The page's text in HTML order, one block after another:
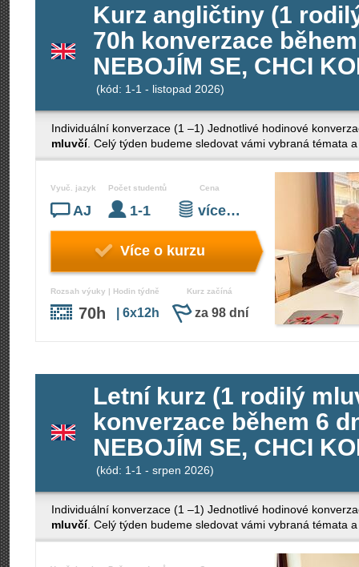
Kurz angličtiny (1
70h konverzace
NEBOJÍM SE, CHCI
(kód: 1-1 - listopad 2026)
Individuální konverzace (1 –1) Jednotlivé hodinové
mluvčí. Celý týden budeme sledovat vámi vybraná témata
Vyuč. jazyk
AJ
Počet studentů
1-1
Cena
více…
Více o kurzu
Rozsah výuky | Hodin týdně
70h | 6x12h
Kurz začíná
za 98 dní
Letní kurz (1 rodilý
konverzace během 6
NEBOJÍM SE, CHCI
(kód: 1-1 - srpen 2026)
Individuální konverzace (1 –1) Jednotlivé hodinové
mluvčí. Celý týden budeme sledovat vámi vybraná témata